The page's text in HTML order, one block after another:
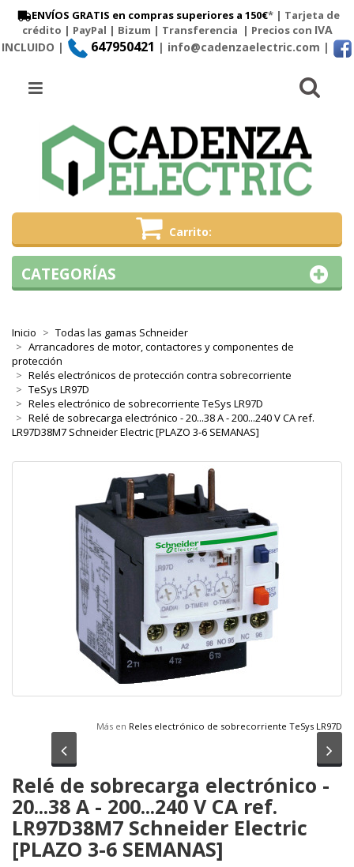
ENVÍOS GRATIS en compras superiores a 150€* | Tarjeta de
crédito | PayPal | Bizum | Transferencia | Precios con IVA
INCLUIDO |
647950421 | info@cadenzaelectric.com |
Carrito
Menú
Inicio
Todas las gamas Schneider
Arrancadores de motor, contactores y componentes de
protección
Relés electrónicos de protección contra sobrecorriente
TeSys LR97D
Reles electrónico de sobrecorriente TeSys LR97D
Relé de sobrecarga electrónico - 20...38 A - 200...240 V CA ref.
LR97D38M7 Schneider Electric [PLAZO 3-6 SEMANAS]
Más en Reles electrónico de sobrecorriente TeSys LR97D
Anterior
Relé de sobrecarga electrónico -
20...38 A - 200...240 V CA ref.
LR97D38M7 Schneider Electric
[PLAZO 3-6 SEMANAS]
CATEGORÍAS